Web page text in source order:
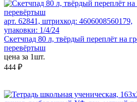
арт. 62841, штрихкод: 4606008560179,
упаковки: 1/4/24
Скетчпад 80 л, твёрдый переплёт на
перевёртыш
цена за 1шт.
444 ₽